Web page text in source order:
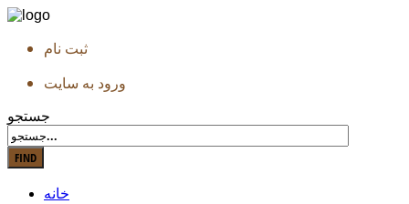
ثبت نام
ورود به سایت
جستجو
خانه